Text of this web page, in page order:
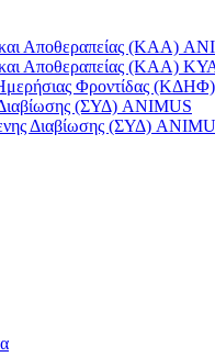
Αποθεραπείας (ΚΑΑ)
και Αποθεραπείας (ΚΑΑ)
Φροντίδας
(ΣΥΔ) ANIMUS
Διαβίωσης (ΣΥΔ)